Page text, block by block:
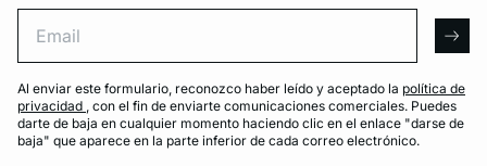
Al enviar este formulario, reconozco haber leído y aceptado la política de
privacidad , con el fin de enviarte comunicaciones comerciales. Puedes
darte de baja en cualquier momento haciendo clic en el enlace "darse de
baja" que aparece en la parte inferior de cada correo electrónico.